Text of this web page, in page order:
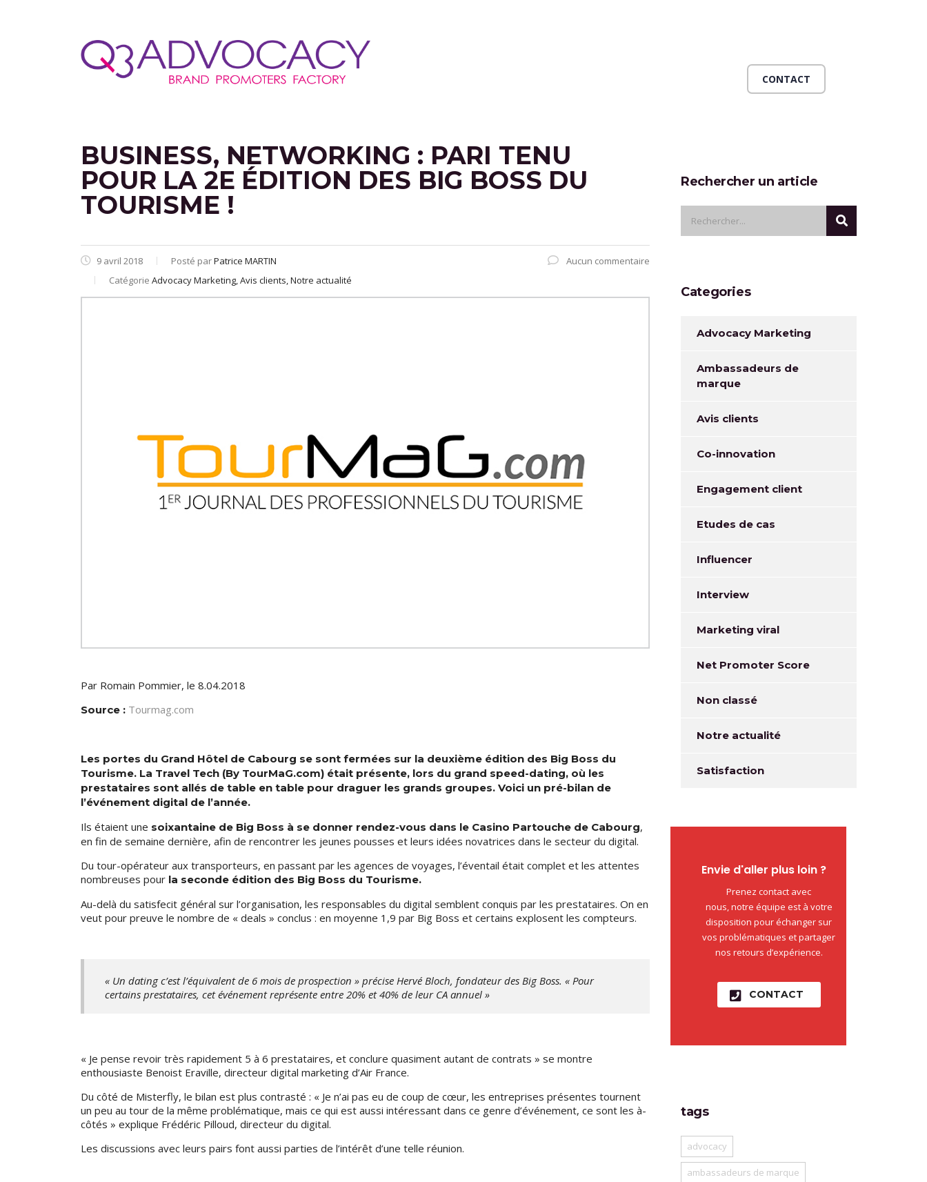
CONTACT
BUSINESS, NETWORKING : PARI TENU
POUR LA 2E ÉDITION DES BIG BOSS DU
TOURISME !
9 avril 2018 Posté parPatrice MARTIN
Catégorie Advocacy Marketing, Avis clients, Notre actualité
Aucun commentaire
Par Romain Pommier, le 8.04.2018
Source : Tourmag.com
Les portes du Grand Hôtel de Cabourg se sont fermées sur la deuxième édition des Big Boss du
Tourisme. La Travel Tech (By TourMaG.com) était présente, lors du grand speed-dating, où les
prestataires sont allés de table en table pour draguer les grands groupes. Voici un pré-bilan de
l’événement digital de l’année.
Ils étaient une soixantaine de Big Boss à se donner rendez-vous dans le Casino Partouche de Cabourg,
en fin de semaine dernière, afin de rencontrer les jeunes pousses et leurs idées novatrices dans le secteur du digital.
Du tour-opérateur aux transporteurs, en passant par les agences de voyages, l’éventail était complet et les attentes
nombreuses pour la seconde édition des Big Boss du Tourisme.
Au-delà du satisfecit général sur l’organisation, les responsables du digital semblent conquis par les prestataires. On en
veut pour preuve le nombre de « deals » conclus : en moyenne 1,9 par Big Boss et certains explosent les compteurs.
« Un dating c’est l’équivalent de 6 mois de prospection » précise Hervé Bloch, fondateur des Big Boss. « Pour
certains prestataires, cet événement représente entre 20% et 40% de leur CA annuel »
« Je pense revoir très rapidement 5 à 6 prestataires, et conclure quasiment autant de contrats » se montre
enthousiaste Benoist Eraville, directeur digital marketing d’Air France.
Du côté de Misterfly, le bilan est plus contrasté : « Je n’ai pas eu de coup de cœur, les entreprises présentes tournent
un peu au tour de la même problématique, mais ce qui est aussi intéressant dans ce genre d’événement, ce sont les à-
côtés » explique Frédéric Pilloud, directeur du digital.
Les discussions avec leurs pairs font aussi parties de l’intérêt d’une telle réunion.
Rechercher un article
Categories
Advocacy Marketing
Ambassadeurs de
marque
Avis clients
Co-innovation
Engagement client
Etudes de cas
Influencer
Interview
Marketing viral
Net Promoter Score
Non classé
Notre actualité
Satisfaction
Envie d'aller plus loin ?
Prenez contact avec
nous, notre équipe est à votre
disposition pour échanger sur
vos problématiques et partager
nos retours d’expérience.
CONTACT
tags
advocacy
ambassadeurs de marque